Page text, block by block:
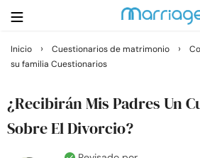
Buscar
Casarse
Inicio › Cuestionarios de matrimonio ›
su familia Cuestionarios
¿Recibirán Mis Padres Un
Sobre El Divorcio?